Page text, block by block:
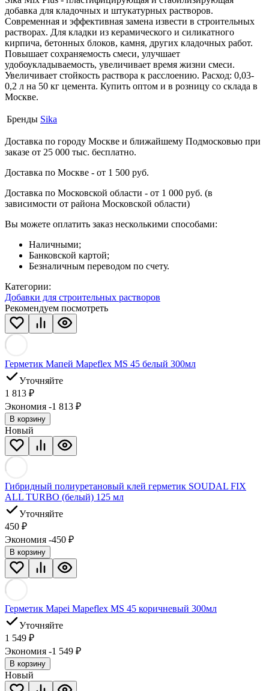
добавка для кладочных и штукатурных растворов.
Современная и эффективная замена извести в строительных
растворах. Для кладки из керамического и силикатного
кирпича, бетонных блоков, камня, других кладочных работ.
Повышает сохраняемость смеси, улучшает
удобоукладываемость, увеличивает время жизни смеси.
Увеличивает стойкость раствора к расслоению. Расход: 0,03-
0,2 л на 50 кг цемента. Купить оптом и в розницу со склада в
Москве.
Бренды Sika
Доставка по городу Москве и ближайшему Подмосковью при
заказе от 25 000 тыс. бесплатно.
Доставка по Москве - от 1 500 руб.
Доставка по Московской области - от 1 000 руб. (в
зависимости от района Московской области)
Вы можете оплатить заказ несколькими способами:
Наличными;
Банковской картой;
Безналичным переводом по счету.
Категории:
Добавки для строительных растворов
Рекомендуем посмотреть
Герметик Мапей Mapeflex MS 45 белый 300мл
Уточняйте
1 813 ₽
Экономия -1 813 ₽
В корзину
Новый
Гибридный полиуретановый клей герметик SOUDAL FIX
ALL TURBO (белый) 125 мл
Уточняйте
450 ₽
Экономия -450 ₽
В корзину
Герметик Mapei Mapeflex MS 45 коричневый 300мл
Уточняйте
1 549 ₽
Экономия -1 549 ₽
В корзину
Новый